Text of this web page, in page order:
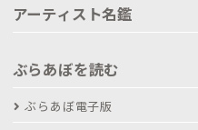
アーティスト名鑑
ぶらあぼを読む
ぶらあぼ電子版